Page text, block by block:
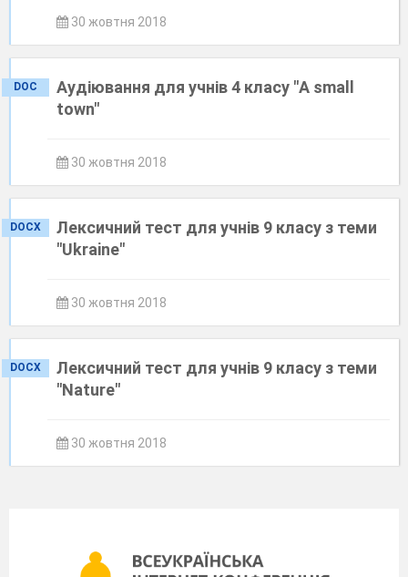
30 жовтня 2018
DOC
Аудіювання для учнів 4 класу "A small
town"
30 жовтня 2018
DOCX
Лексичний тест для учнів 9 класу з теми
"Ukraine"
30 жовтня 2018
DOCX
Лексичний тест для учнів 9 класу з теми
"Nature"
30 жовтня 2018